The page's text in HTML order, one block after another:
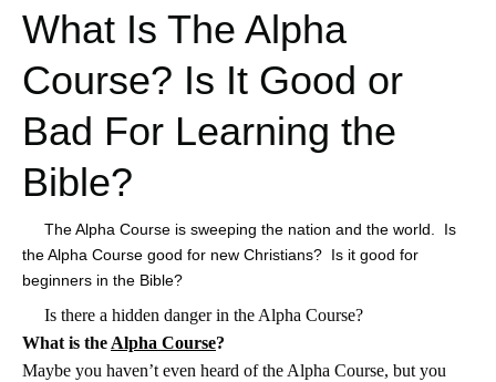
What Is The Alpha
Course? Is It Good or
Bad For Learning the
Bible?
The Alpha Course is sweeping the nation and the world. Is
the Alpha Course good for new Christians? Is it good for
beginners in the Bible?
Is there a hidden danger in the Alpha Course?
What is theAlpha Course?
Maybe you haven’t even heard of the Alpha Course, but you